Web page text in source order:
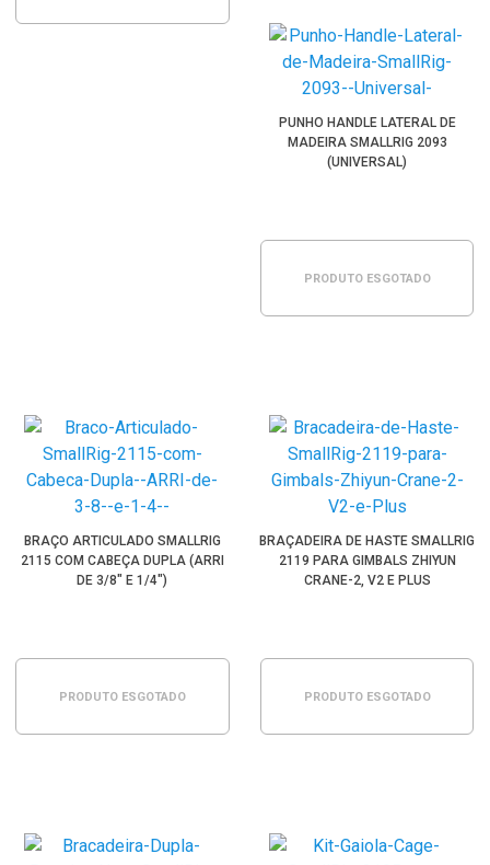
PUNHO HANDLE LATERAL DE
MADEIRA SMALLRIG 2093
(UNIVERSAL)
PRODUTO ESGOTADO
BRAÇO ARTICULADO SMALLRIG
2115 COM CABEÇA DUPLA (ARRI
DE 3/8" E 1/4")
PRODUTO ESGOTADO
BRAÇADEIRA DE HASTE SMALLRIG
2119 PARA GIMBALS ZHIYUN
CRANE-2, V2 E PLUS
PRODUTO ESGOTADO